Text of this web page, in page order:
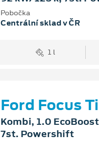
Pobočka
Centrální sklad v ČR
1 l
Ford Focus
Kombi, 1.0
7st. Powershift